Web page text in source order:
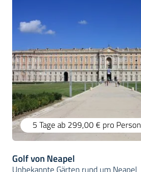
5 Tageab 299,00 € pro Person
Golf von Neapel
Unbekannte Gärten rund um Neapel